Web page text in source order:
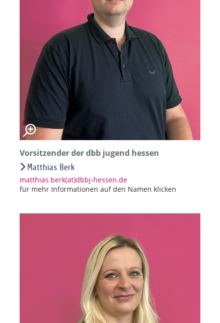
Vorsitzender der dbb jugend hessen
Matthias Berk
matthias.berk(at)dbbj-hessen.de
für mehr Informationen auf den Namen klicken